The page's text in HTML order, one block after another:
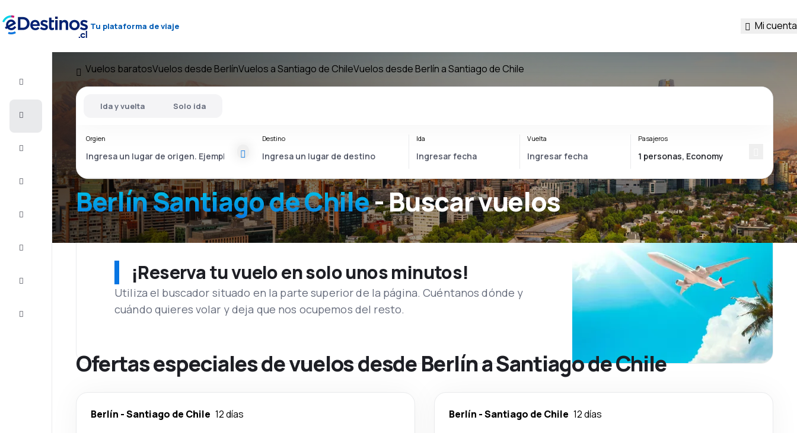
Tu plataforma de viaje Mi cuenta
Alojamientos
Ofertas
Completa
Vuelos baratosVuelos desde BerlínVuelos a Santiago de ChileVuelos desde Berlín a Santiago de Chile
Berlín Santiago de Chile- Buscar vuelos
Ida y vuelta Solo ida
Orgien Destino Ida Vuelta Pasajeros
¡Reserva tu vuelo en solo unos minutos!
Utiliza el buscador situado en la parte superior de la página. Cuéntanos dónde y
cuándo quieres volar y deja que nos ocupemos del resto.
Ofertas especiales de vuelos desde Berlín a Santiago de Chile
Berlín -Santiago de Chile 12 días Berlín -Santiago de Chile 12 días